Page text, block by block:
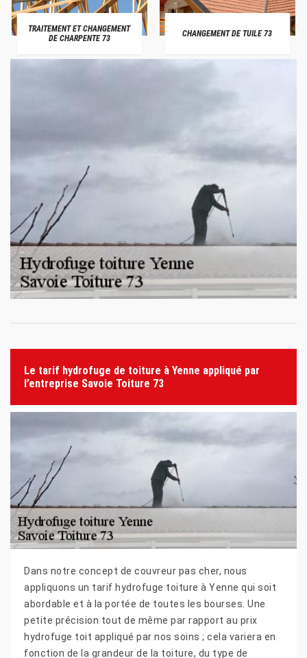
TRAITEMENT ET CHANGEMENT
DE CHARPENTE 73
CHANGEMENT DE TUILE 73
Le tarif hydrofuge de toiture à Yenne appliqué par
l’entreprise Savoie Toiture 73
Dans notre concept de couvreur pas cher, nous
appliquons un tarif hydrofuge toiture à Yenne qui soit
abordable et à la portée de toutes les bourses. Une
petite précision tout de même par rapport au prix
hydrofuge toit appliqué par nos soins ; cela variera en
fonction de la grandeur de la toiture, du type de